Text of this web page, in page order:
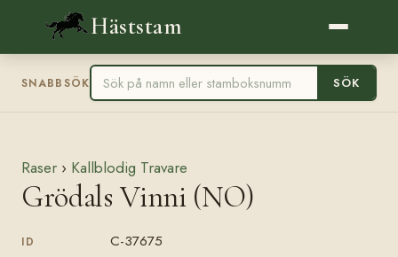
Häststam
SNABBSÖK SÖK
Raser › Kallblodig Travare
Grödals Vinni (NO)
ID C-37675